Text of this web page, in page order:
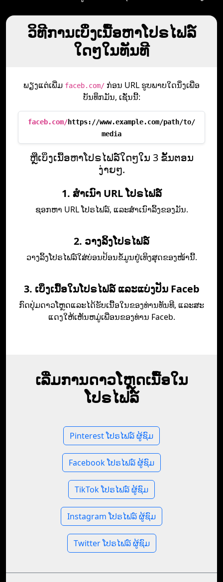
ວິທີການເບິ່ງເນື້ອຫາໂປຣໄຟລ໌
ໃດໆໃນທັນທີ
ພຽງແຕ່ເພີ່ມ faceb.com/ ກ່ອນ URL ຮູບພາບໃດນຶ່ງເພື່ອ
ບັນທຶກມັນ, ເຊັ່ນນີ້:
faceb.com/https://www.example.com/path/to/
media
ຫຼືເບິ່ງເນື້ອຫາໂປຣໄຟລ໌ໃດໆໃນ 3 ຂັ້ນຕອນ
ງ່າຍໆ.
1. ສຳເນົາ URL ໂປຣໄຟລ໌
ຊອກຫາ URL ໂປຣໄຟລ໌, ແລະສຳເນົາລິ້ງຂອງມັນ.
2. ວາງລິ້ງໂປຣໄຟລ໌
ວາງລິ້ງໂປຣໄຟລ໌ໃສ່ບ່ອນປ້ອນຂໍ້ມູນຢູ່ເທິງສຸດຂອງໜ້ານີ້.
3. ເບິ່ງເນື້ອໃນໂປຣໄຟລ໌ ແລະແບ່ງປັນ Faceb
ກົດ​ປຸ່ມ​ດາວ​ໂຫຼດ​ແລະ​ໄດ້​ຮັບ​ເນື້ອ​ໃນ​ຂອງ​ທ່ານ​ທັນ​ທີ​, ແລະ​ສະ​
ແດງ​ໃຫ້​ເຫັນ​ຫມູ່​ເພື່ອນ​ຂອງ​ທ່ານ Faceb​.
ເລີ່ມການດາວໂຫຼດເນື້ອໃນ
ໂປຣໄຟລ໌
Pinterest ໂປຣໄຟລ໌ ຜູ້ຊົມ
Facebook ໂປຣໄຟລ໌ ຜູ້ຊົມ
TikTok ໂປຣໄຟລ໌ ຜູ້ຊົມ
Instagram ໂປຣໄຟລ໌ ຜູ້ຊົມ
Twitter ໂປຣໄຟລ໌ ຜູ້ຊົມ